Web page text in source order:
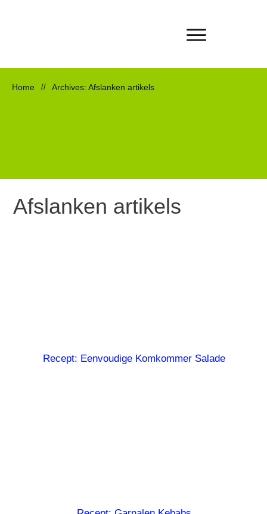
Home // Archives: Afslanken artikels
Afslanken artikels
Recept: Eenvoudige Komkommer Salade